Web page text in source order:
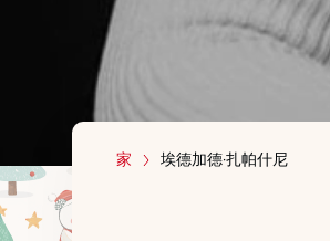
家 埃德加德·扎帕什尼